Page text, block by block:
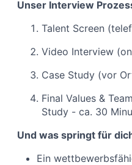
Unser Interview
Talent Screen
Video Interview
Case Study (vor
Final Values &
Study - ca. 30
Und was springt für
Ein